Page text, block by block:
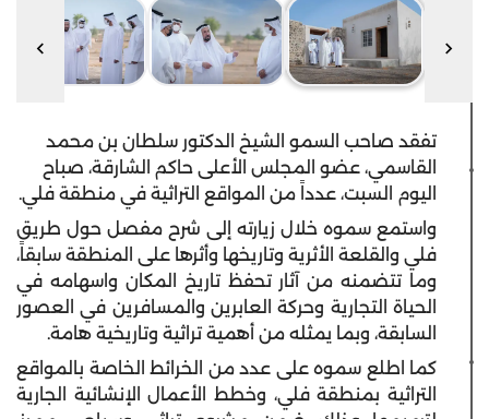
تفقد صاحب السمو الشيخ الدكتور سلطان بن محمد
القاسمي، عضو المجلس الأعلى حاكم الشارقة، صباح
اليوم السبت، عدداً من المواقع التراثية في منطقة فلي.
واستمع سموه خلال زيارته إلى شرح مفصل حول طريق
فلي والقلعة الأثرية وتاريخها وأثرها على المنطقة سابقاً،
وما تتضمنه من آثار تحفظ تاريخ المكان واسهامه في
الحياة التجارية وحركة العابرين والمسافرين في العصور
السابقة، وبما يمثله من أهمية تراثية وتاريخية هامة.
كما اطلع سموه على عدد من الخرائط الخاصة بالمواقع
التراثية بمنطقة فلي، وخطط الأعمال الإنشائية الجارية